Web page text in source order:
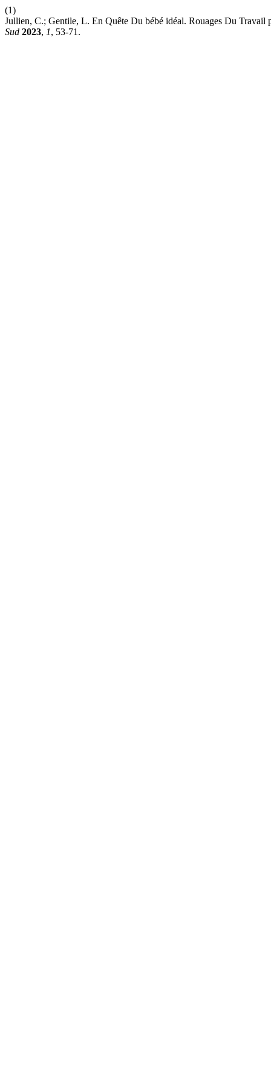
(1)
Jullien, C.; Gentile, L. En Quête Du bébé idéal. Rouages Du
Sud 2023, 1, 53-71.